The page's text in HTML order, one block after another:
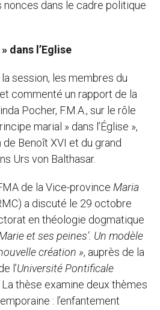
nonces dans le cadre politique
dans l’Eglise
session, les membres du
commenté un rapport de la
Pocher, F.M.A., sur le rôle
marial » dans l’Église »,
Benoît XVI et du grand
Urs von Balthasar.
de la Vice-province Maria
a discuté le 29 octobre
en théologie dogmatique
et ses peines’. Un modèle
création », auprès de la
l’Université Pontificale
La thèse examine deux thèmes
: l’enfantement